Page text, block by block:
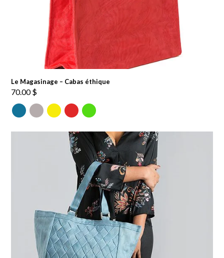
Le Magasinage – Cabas éthique
70.00$